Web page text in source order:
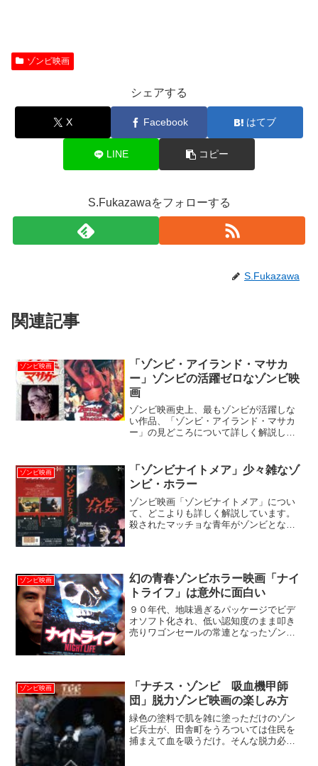
ゾンビ映画
シェアする
X Facebook はてブ
LINE コピー
S.Fukazawaをフォローする
S.Fukazawa
関連記事
ゾンビ映画
「ゾンビ・アイランド・マサカ
ー」ゾンビの活躍ゼロなゾンビ映
画
ゾンビ映画史上、最もゾンビが活躍しな
い作品、「ゾンビ・アイランド・マサカ
ー」の見どころについて詳しく解説して
ゾンビ映画
「ゾンビナイトメア」少々雑なゾ
ンビ・ホラー
ゾンビ映画「ゾンビナイトメア」につい
て、どこよりも詳しく解説しています。
殺されたマッチョな青年がゾンビとなっ
見どころを、私血みどろ監督深沢真一が
熱く語ります！
ゾンビ映画
幻の青春ゾンビホラー映画「ナイ
トライフ」は意外に面白い
９０年代、地味過ぎるパッケージでビデ
オソフト化され、低い認知度のまま叩き
売りワゴンセールの常連となったゾンビ
ゾンビ映画
「ナチス・ゾンビ 吸血機甲師
団」脱力ゾンビ映画の楽しみ方
緑色の塗料で肌を雑に塗っただけのゾン
ビ兵士が、田舎町をうろついては住民を
捕まえて血を吸うだけ。そんな脱力必至